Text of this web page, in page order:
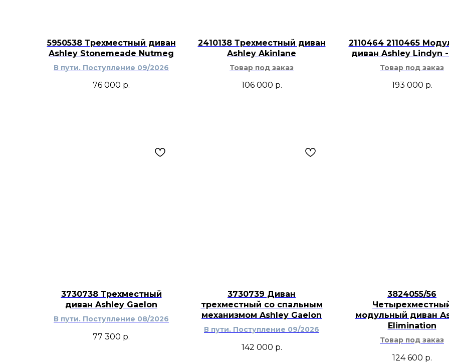
выдвижной опорой
мебелью из
бежевым
природных
5950538 Трехместный диван
Ashley Stonemeade Nutmeg
В пути. Поступление 09/2026
76 000 р.
2410138 Трехместный диван
Ashley Akinlane
Товар под заказ
106 000 р.
2110464 2110465
диван Ashley Lindyn
Товар под заказ
193 000 р.
3730738 Трехместный
диван Ashley Gaelon
В пути. Поступление 08/2026
77 300 р.
3730739 Диван
трехместный со спальным
механизмом Ashley Gaelon
В пути. Поступление 09/2026
142 000 р.
3824055/56
модульный диван
Elimination
Товар под заказ
124 600 р.